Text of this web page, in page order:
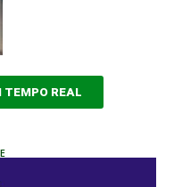
TEMPO REAL